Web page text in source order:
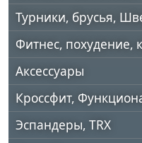
Турники, брусья,
Фитнес, похудение,
Аксессуары
Кроссфит,
Эспандеры, TRX